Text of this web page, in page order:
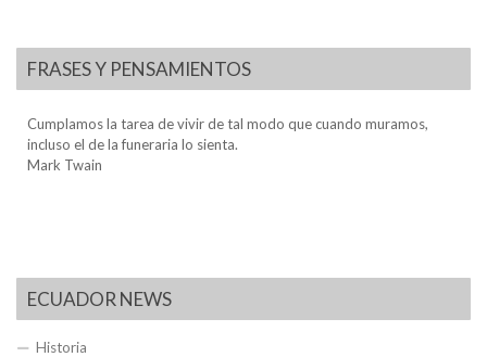
FRASES Y PENSAMIENTOS
Cumplamos la tarea de vivir de tal modo que cuando muramos,
incluso el de la funeraria lo sienta.
Mark Twain
ECUADOR NEWS
Historia